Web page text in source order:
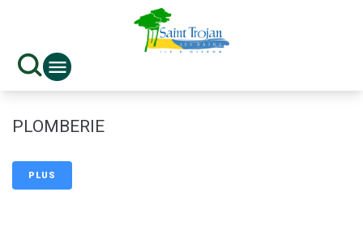
PLOMBERIE
PLUS